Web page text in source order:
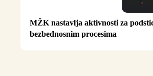
MŽK nastavlja aktivnosti za
bezbednosnim procesima